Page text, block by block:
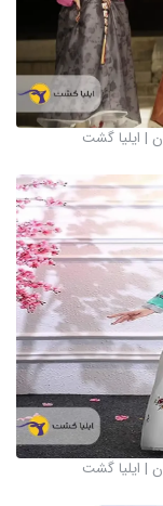
| ایلیا گشت
| ایلیا گشت